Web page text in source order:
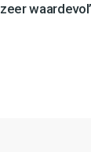
zeer waardevol’